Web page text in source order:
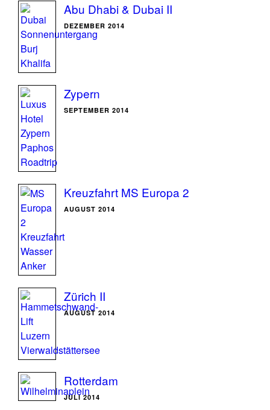
Abu Dhabi & Dubai II
DEZEMBER 2014
Zypern
SEPTEMBER 2014
Kreuzfahrt MS Europa 2
AUGUST 2014
Zürich II
AUGUST 2014
Rotterdam
JULI 2014